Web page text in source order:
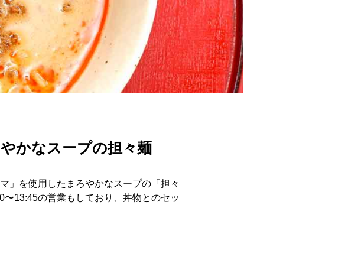
かなスープの担々麺
」を使用したまろやかなスープの「担々
13:45の営業もしており、丼物とのセッ